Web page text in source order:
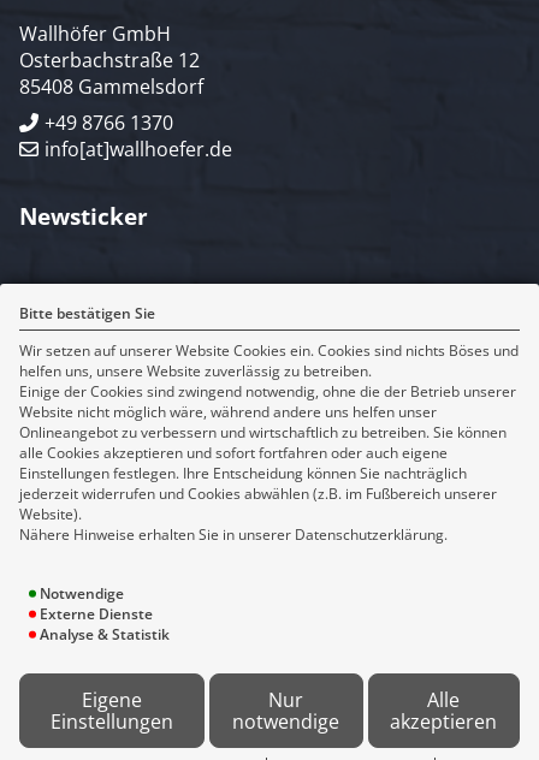
Bitte bestätigen Sie
Wir setzen auf unserer Website Cookies ein. Cookies sind nichts Böses und
helfen uns, unsere Website zuverlässig zu betreiben.
Einige der Cookies sind zwingend notwendig, ohne die der Betrieb unserer
Website nicht möglich wäre, während andere uns helfen unser
Onlineangebot zu verbessern und wirtschaftlich zu betreiben. Sie können
alle Cookies akzeptieren und sofort fortfahren oder auch eigene
Einstellungen festlegen. Ihre Entscheidung können Sie nachträglich
jederzeit widerrufen und Cookies abwählen (z.B. im Fußbereich unserer
Website).
Nähere Hinweise erhalten Sie in unserer Datenschutzerklärung.
Notwendige
Externe Dienste
Analyse & Statistik
Eigene
Einstellungen
Nur
notwendige
Alle
akzeptieren
Wallhöfer GmbH
Osterbachstraße 12
85408 Gammelsdorf
+49 8766 1370
info[at]wallhoefer.de
Newsticker
Rechtliches
Impressum
Erstinformation
Datenschutz
Bildnachweise
Cookie-Einstellungen
Sitemap
Makler
Versicherung
Themenseiten
News
Kontakt